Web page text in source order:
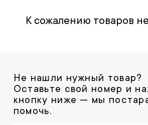
К сожалению товаров
Не нашли нужный товар?
Оставьте свой номер и
кнопку ниже — мы
помочь.